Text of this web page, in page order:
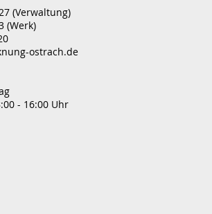
(Verwaltung)
(Werk)
ostrach.de
- 16:00 Uhr